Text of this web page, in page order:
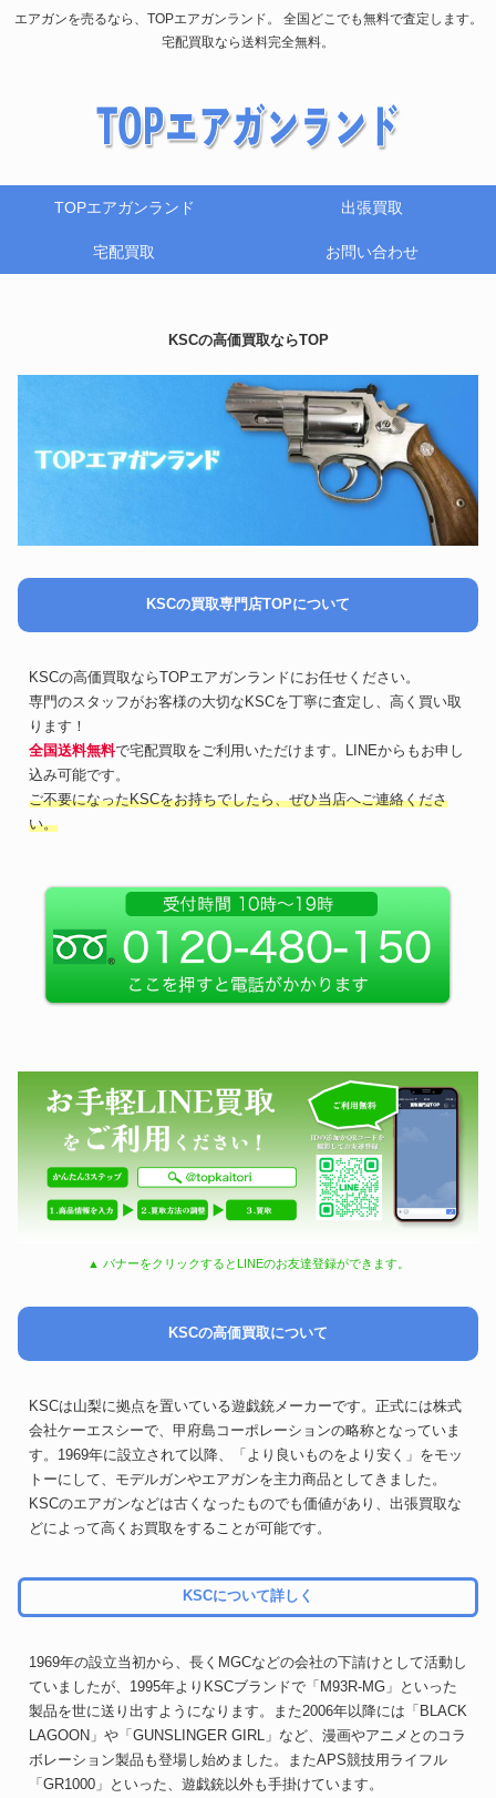
エアガンを売るなら、TOPエアガンランド。 全国どこでも無料で査定します。
宅配買取なら送料完全無料。
TOPエアガンランド 出張買取
宅配買取 お問い合わせ
KSCの高価買取ならTOP
KSCの買取専門店TOPについて
KSCの高価買取ならTOPエアガンランドにお任せください。
専門のスタッフがお客様の大切なKSCを丁寧に査定し、高く買い取
ります！
全国送料無料で宅配買取をご利用いただけます。LINEからもお申し
込み可能です。
ご不要になったKSCをお持ちでしたら、ぜひ当店へご連絡くださ
い。
▲ バナーをクリックするとLINEのお友達登録ができます。
KSCの高価買取について
KSCは山梨に拠点を置いている遊戯銃メーカーです。正式には株式
会社ケーエスシーで、甲府島コーポレーションの略称となっていま
す。1969年に設立されて以降、「より良いものをより安く」をモッ
トーにして、モデルガンやエアガンを主力商品としてきました。
KSCのエアガンなどは古くなったものでも価値があり、出張買取な
どによって高くお買取をすることが可能です。
KSCについて詳しく
1969年の設立当初から、長くMGCなどの会社の下請けとして活動し
ていましたが、1995年よりKSCブランドで「M93R-MG」といった
製品を世に送り出すようになります。また2006年以降には「BLACK
LAGOON」や「GUNSLINGER GIRL」など、漫画やアニメとのコラ
ボレーション製品も登場し始めました。またAPS競技用ライフル
「GR1000」といった、遊戯銃以外も手掛けています。